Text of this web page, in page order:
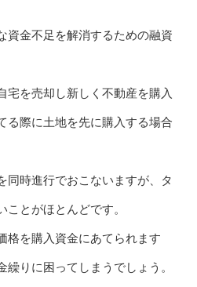
資金不足を解消するための融資
宅を売却し新しく不動産を購入
る際に土地を先に購入する場合
同時進行でおこないますが、タ
ことがほとんどです。
格を購入資金にあてられます
繰りに困ってしまうでしょう。